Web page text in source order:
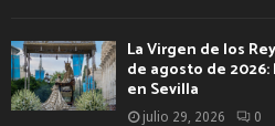
La Virgen de los
de agosto de
en Sevilla
julio 29, 2026 0